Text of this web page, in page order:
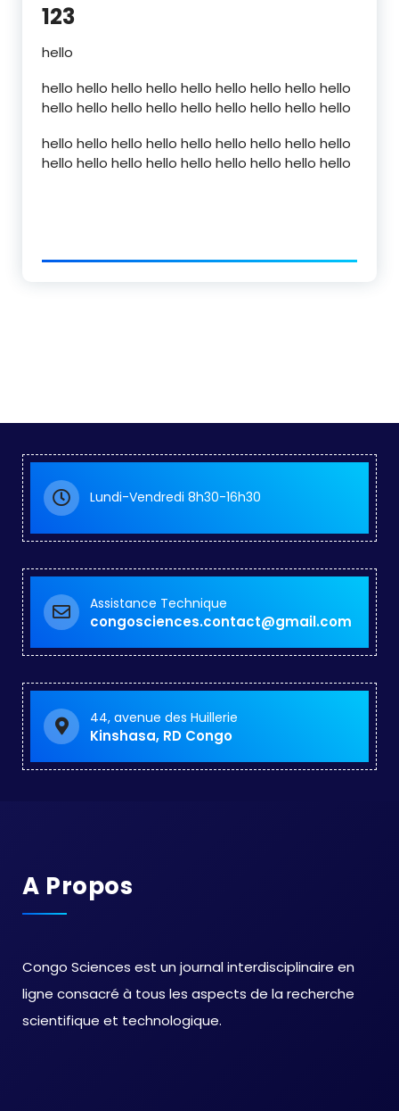
123
hello
hello hello hello hello hello hello hello hello hello
hello hello hello hello hello hello hello hello hello
hello hello hello hello hello hello hello hello hello
hello hello hello hello hello hello hello hello hello
Lundi-Vendredi 8h30-16h30
Assistance Technique
congosciences.contact@gmail.com
44, avenue des Huillerie
Kinshasa, RD Congo
A Propos
Congo Sciences est un journal interdisciplinaire en
ligne consacré à tous les aspects de la recherche
scientifique et technologique.